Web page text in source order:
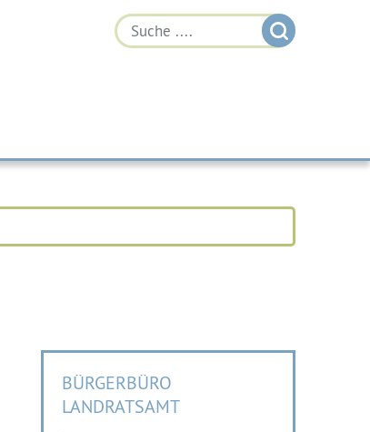
BÜRGERBÜRO
LANDRATSAMT